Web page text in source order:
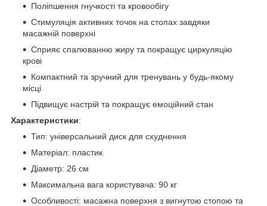
Поліпшення гнучкості та кровообігу
Стимуляція активних точок на стопах завдяки
масажній поверхні
Сприяє спалюванню жиру та покращує циркуляцію
крові
Компактний та зручний для тренувань у будь-якому
місці
Підвищує настрій та покращує емоційний стан
Характеристики:
Тип: універсальний диск для схуднення
Матеріал: пластик
Діаметр: 26 см
Максимальна вага користувача: 90 кг
Особливості: масажна поверхня з вигнутою стопою та